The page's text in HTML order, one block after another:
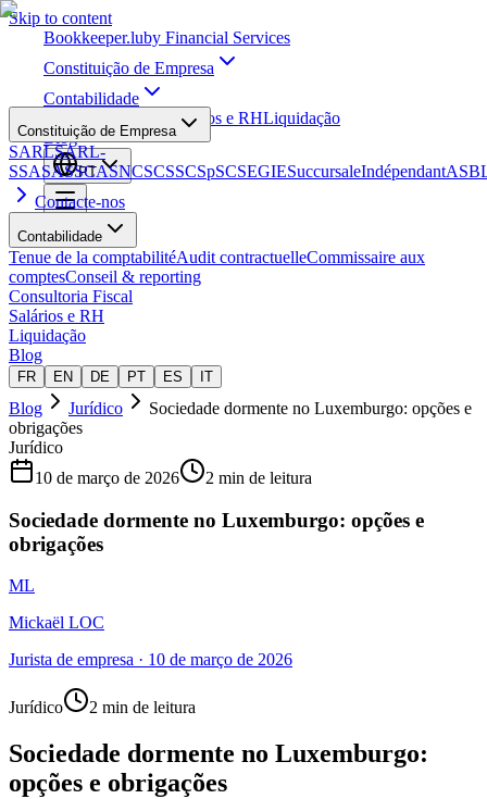
Skip to content
Bookkeeper.luby Financial Services
Constituição de Empresa
Contabilidade
Salários e RHLiquidação
Blog
PT
Constituição de Empresa
SARLSARL-
SSASASSCASNCSCSSCSpSCSEGIESuccursaleIndépendant
Contacte-nos
Contabilidade
Tenue de la comptabilitéAudit contractuelleCommissaire aux
comptesConseil & reporting
Consultoria Fiscal
Salários e RH
Liquidação
Blog
FR EN DE PT ES IT
Blog Jurídico
Sociedade dormente no Luxemburgo: opções e
obrigações
Jurídico
10 de março de 2026
2 min de leitura
Sociedade dormente no Luxemburgo: opções e
obrigações
ML
Mickaël LOC
Jurista de empresa · 10 de março de 2026
Jurídico 2 min de leitura
Sociedade dormente no Luxemburgo:
opções e obrigações